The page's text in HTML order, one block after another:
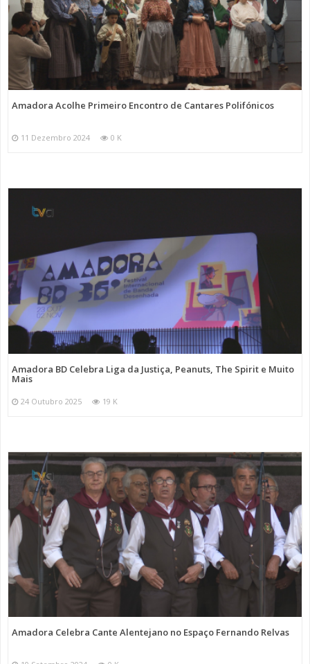
Amadora Acolhe Primeiro Encontro de Cantares Polifónicos
11 Dezembro 2024 0 K
Amadora BD Celebra Liga da Justiça, Peanuts, The Spirit e Muito
Mais
24 Outubro 2025 19 K
Amadora Celebra Cante Alentejano no Espaço Fernando Relvas